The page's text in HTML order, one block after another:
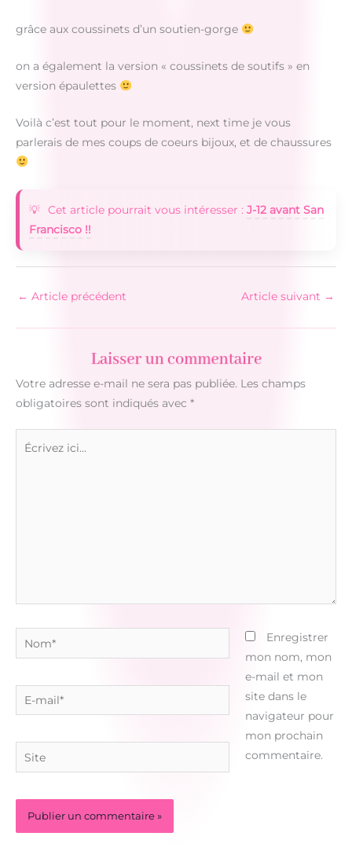
grâce aux coussinets d’un soutien-gorge
on a également la version « coussinets de soutifs » en
version épaulettes
Voilà c’est tout pour le moment, next time je vous
parlerais de mes coups de coeurs bijoux, et de chaussures
Cet article pourrait vous intéresser : J-12 avant San
Francisco !!
← Article précédent Article suivant →
Laisser un commentaire
Votre adresse e-mail ne sera pas publiée. Les champs
obligatoires sont indiqués avec *
Nom*
E-
mail*
Site
Enregistrer
mon nom, mon
e-mail et mon
site dans le
navigateur pour
mon prochain
commentaire.